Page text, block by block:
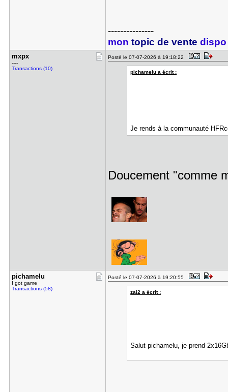
---------------
mon topic de vente dispo
mxpx
----
Transactions (10)
Posté le 07-07-2026 à 19:18:22
pichamelu a écrit :
Je rends à la communauté
Doucement "comme
pichamelu
I got game
Transactions (58)
Posté le 07-07-2026 à 19:20:55
zai2 a écrit :
Salut pichamelu, je prend